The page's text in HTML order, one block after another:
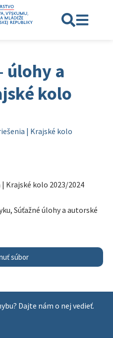
úlohy a
kolo
| Krajské kolo
Krajské kolo 2023/2024
, Súťažné úlohy a autorské
súbor
Dajte nám o nej vedieť.